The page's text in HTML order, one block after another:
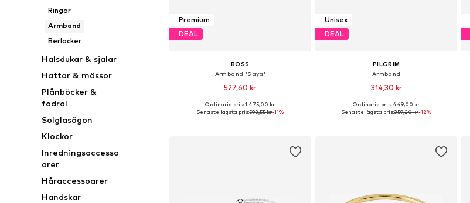
Ringar
Armband
Berlocker
Halsdukar & sjalar
Hattar & mössor
Plånböcker &
fodral
Solglasögon
Klockor
Inredningsaccesso
arer
Håraccessoarer
Handskar
Premium
DEAL
BOSS
Armband 'Saya'
527,60 kr
Tillgängliga storlekar: One Size
Ordinarie pris: 1 475,00 kr
Senaste lägsta pris:593,55 kr-11%
Unisex
DEAL
PILGRIM
Armband
314,30 kr
Tillgängliga storlekar: One Size
Ordinarie pris: 449,00 kr
Senaste lägsta pris:359,20 kr-12%